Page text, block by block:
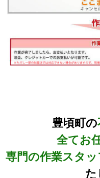
豊頃町の
全てお
専門の作業スタッ
た